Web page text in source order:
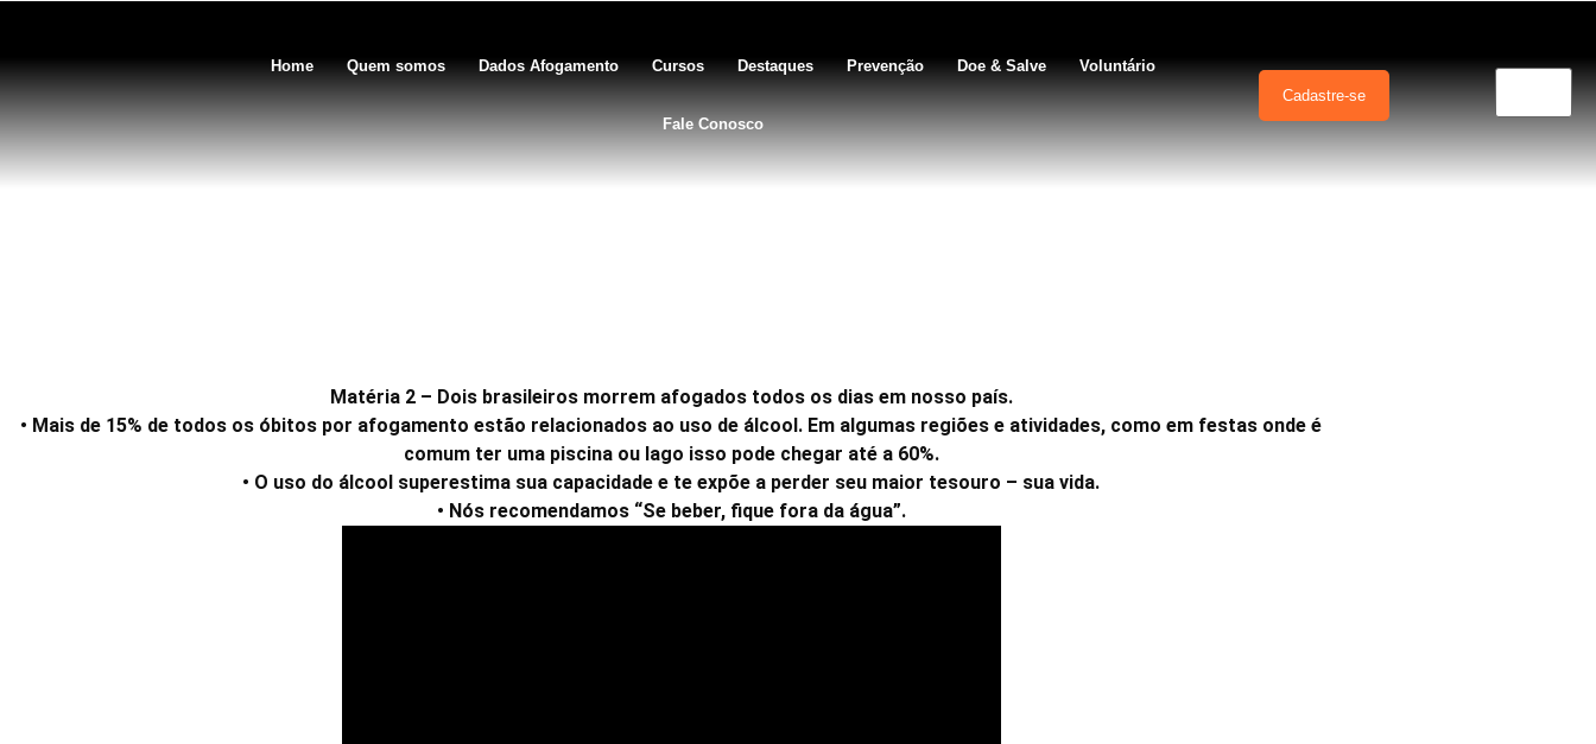
Home Quem somos Dados Afogamento Cursos Destaques Prevenção Doe & Salve Voluntário
Fale Conosco
Cadastre-se
Álcool + afogamento – Dois brasileiros morrem afogados todos os dias
Matéria 2 – Dois brasileiros morrem afogados todos os dias em nosso país.
• Mais de 15% de todos os óbitos por afogamento estão relacionados ao uso de álcool. Em algumas regiões e atividades, como em festas onde é
comum ter uma piscina ou lago isso pode chegar até a 60%.
• O uso do álcool superestima sua capacidade e te expõe a perder seu maior tesouro – sua vida.
• Nós recomendamos “Se beber, fique fora da água”.